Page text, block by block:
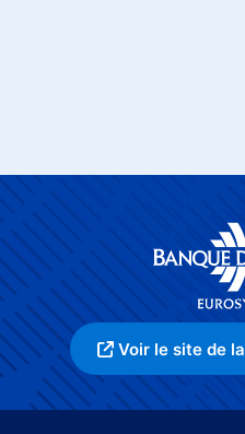
Voir le site de